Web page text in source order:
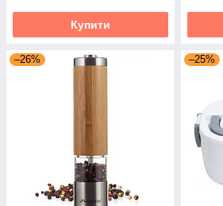
Купити
–26% –25%